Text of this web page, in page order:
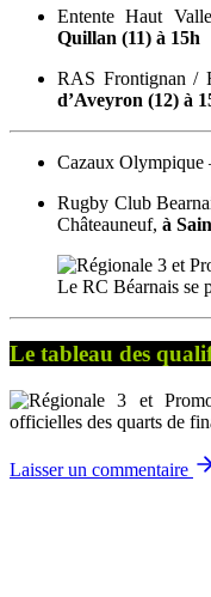
Entente Haut
Quillan (11) à 15h
RAS Frontignan /
d’Aveyron (12) à
Cazaux Olympique
Rugby Club
Châteauneuf, à
Le RC Béarnais se
Le tableau des
Laisser un commentaire